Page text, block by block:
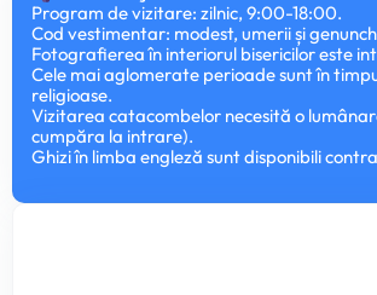
Program de vizitare: zilnic, 9:00-18:00.
Cod vestimentar: modest, umerii și
Fotografierea în interiorul bisericilor este
Cele mai aglomerate perioade sunt în
religioase.
Vizitarea catacombelor necesită o
cumpăra la intrare).
Ghizi în limba engleză sunt disponibili